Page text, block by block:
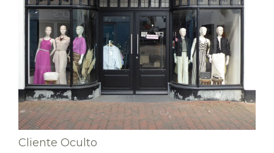
Cliente Oculto